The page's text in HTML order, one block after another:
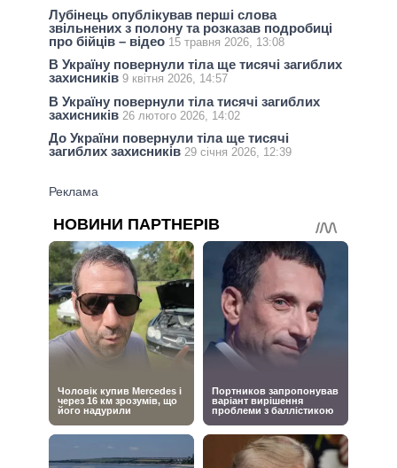
Лубінець опублікував перші слова
звільнених з полону та розказав подробиці
про бійців – відео 15 травня 2026, 13:08
В Україну повернули тіла ще тисячі загиблих
захисників 9 квітня 2026, 14:57
В Україну повернули тіла тисячі загиблих
захисників 26 лютого 2026, 14:02
До України повернули тіла ще тисячі
загиблих захисників 29 січня 2026, 12:39